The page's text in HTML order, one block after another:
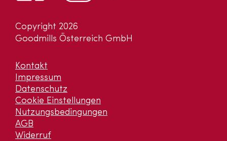
Copyright 2026
Goodmills Österreich GmbH
Kontakt
Impressum
Datenschutz
Cookie Einstellungen
Nutzungsbedingungen
AGB
Widerruf